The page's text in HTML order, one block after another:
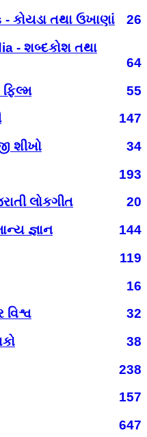
કોયડા તથા ઉખાણાં
26
- શબ્દકોશ તથા
64
55
147
શીખો
34
193
લોકગીત
20
જ્ઞાન
144
119
16
32
38
238
157
647